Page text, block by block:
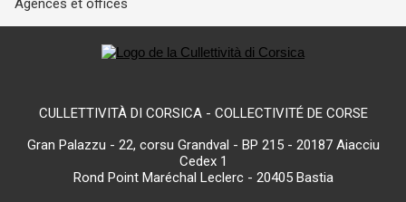
Agences et offices
CULLETTIVITÀ DI CORSICA - COLLECTIVITÉ DE CORSE
Gran Palazzu - 22, corsu Grandval - BP 215 - 20187 Aiacciu
Cedex 1
Rond Point Maréchal Leclerc - 20405 Bastia